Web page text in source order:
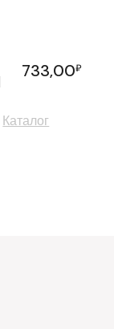
733,00₽
Каталог